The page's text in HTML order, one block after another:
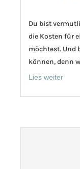
Du bist
die Kosten für
möchtest. Und
können, denn
Lies weiter